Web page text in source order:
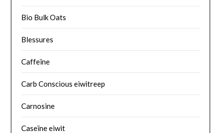
Bio Bulk Oats
Blessures
Caffeïne
Carb Conscious eiwitreep
Carnosine
Caseïne eiwit